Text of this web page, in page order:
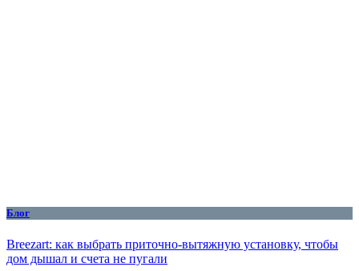
Блог
Breezart: как выбрать приточно-вытяжную установку, чтобы
дом дышал и счета не пугали